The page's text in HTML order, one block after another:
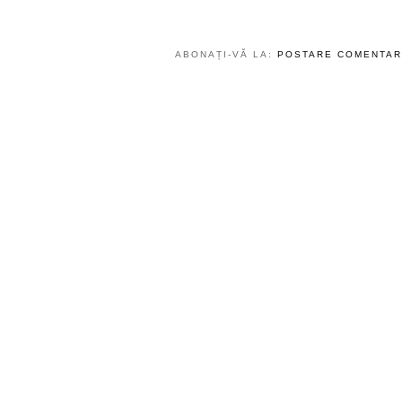
ABONAȚI-VĂ LA: POSTARE